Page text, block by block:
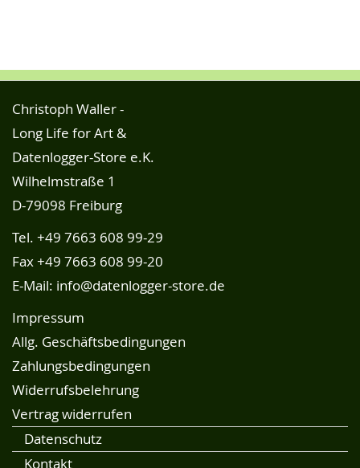
Christoph Waller -
Long Life for Art &
Datenlogger-Store e.K.
Wilhelmstraße 1
D-79098 Freiburg
Tel. +49 7663 608 99-29
Fax +49 7663 608 99-20
E-Mail: info@datenlogger-store.de
Impressum
Allg. Geschäftsbedingungen
Zahlungsbedingungen
Widerrufsbelehrung
Vertrag widerrufen
Datenschutz
Kontakt